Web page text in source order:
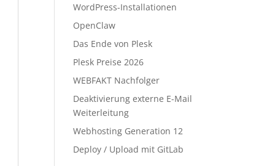
WordPress-Installationen
OpenClaw
Das Ende von Plesk
Plesk Preise 2026
WEBFAKT Nachfolger
Deaktivierung externe E-Mail
Weiterleitung
Webhosting Generation 12
Deploy / Upload mit GitLab